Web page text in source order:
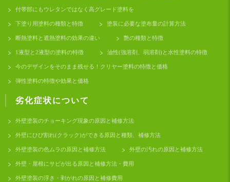
付帯部にもウレタンではなく高グレード塗料を
下塗り用塗料の種類と特徴 塗装に必要な塗布量の計算方法
断熱塗料と遮熱塗料の効果の違い 艶の種類と特徴
1液型と2液型の塗料の特徴 油性(強溶剤、弱溶剤)と水性塗料の特徴
今のデザインをそのまま残せる！クリヤー塗料の特徴と価格
弾性塗料の特徴や効果と価格
劣化症状について
外壁塗装のチョーキング現象の原因と補修方法
外壁にひび割れ(クラック)ができる原因と種類、補修方法
外壁塗装の色ムラの原因と補修方法 外壁の汚れの原因と補修方法
外壁・屋根にサビが出る原因と補修方法・費用
外壁塗装の浮き・剥がれの原因と補修費用